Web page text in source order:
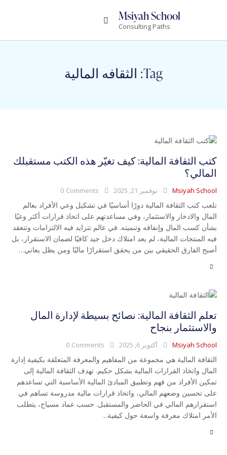
Msiyah School
Consulting Paths
Tag: الثقافه المالية
كتب الثقافة المالية: كيف تغيّر هذه الكتب مستقبلك
المالي؟
Msiyah School نوفمبر 21, 2025 0 Comments
تلعب كتب الثقافة المالية دورًا أساسيًا في تشكيل وعي الأفراد بعالم
المال والادخار والاستثمار، وفي مساعدتهم على اتخاذ قرارات أكثر وعيًا
بشأن كسب المال وإنفاقه وتنميته. في عالم تتزايد فيه الالتزامات وتتعقد
فيه المنتجات المالية، لم يعد امتلاك دخل جيد كافيًا لضمان الاستقرار، بل
أصبح الفارق الحقيقي بين من يحقق استقرارًا ماليًا ومن يظل يعاني…
تعلم الثقافة المالية: نصائح بسيطة لإدارة المال
والاستثمار بنجاح
Msiyah School أكتوبر 6, 2025 0 Comments
الثقافة المالية هي مجموعة من المفاهيم والمعرفة المتعلقة بكيفية إدارة
المال واتخاذ القرارات المالية بشكل حكيم. تهدف الثقافة المالية إلى
تمكين الأفراد من فهم وتطبيق المبادئ المالية الأساسية التي تساعدهم
على تحسين وضعهم المالي، واتخاذ قرارات مالية مدروسة تساهم في
استقرارهم المالي في الحاضر والمستقبل. حسب عماد مسياح، يتطلب
الأمر امتلاك معرفة واسعة حول كيفية…